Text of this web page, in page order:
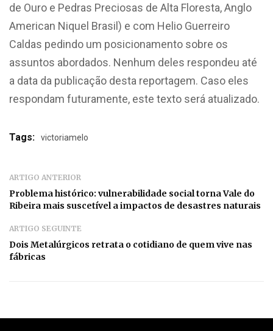
de Ouro e Pedras Preciosas de Alta Floresta, Anglo
American Niquel Brasil) e com Helio Guerreiro
Caldas pedindo um posicionamento sobre os
assuntos abordados. Nenhum deles respondeu até
a data da publicação desta reportagem. Caso eles
respondam futuramente, este texto será atualizado.
Tags: victoriamelo
ARTIGO ANTERIOR
Problema histórico: vulnerabilidade social torna Vale do
Ribeira mais suscetível a impactos de desastres naturais
ARTIGO SEGUINTE
Dois Metalúrgicos retrata o cotidiano de quem vive nas
fábricas